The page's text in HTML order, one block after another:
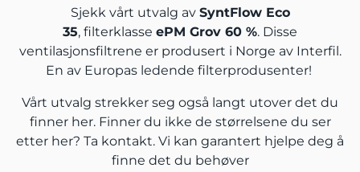
Sjekk vårt utvalg av SyntFlow Eco
35, filterklasse ePM Grov 60 %. Disse
ventilasjonsfiltrene er produsert i Norge av Interfil.
En av Europas ledende filterprodusenter!
Vårt utvalg strekker seg også langt utover det du
finner her. Finner du ikke de størrelsene du ser
etter her? Ta kontakt. Vi kan garantert hjelpe deg å
finne det du behøver